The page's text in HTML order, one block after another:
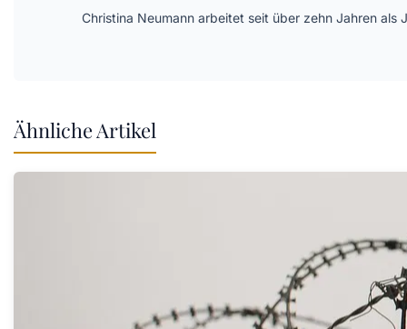
Christina Neumann arbeitet seit über zehn Jahren als
Ähnliche Artikel